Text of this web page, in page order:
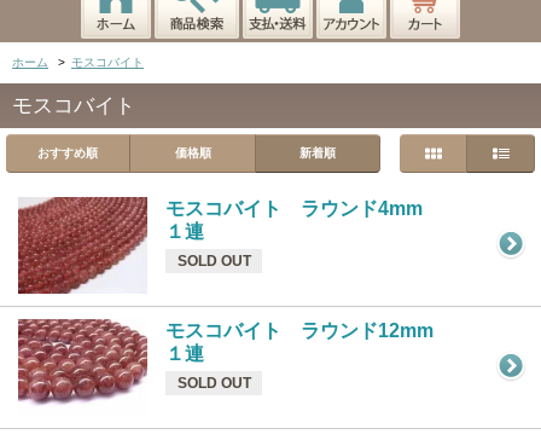
ホーム > モスコバイト
モスコバイト
おすすめ順 価格順 新着順
モスコバイト ラウンド4mm
１連
SOLD OUT
モスコバイト ラウンド12mm
１連
SOLD OUT